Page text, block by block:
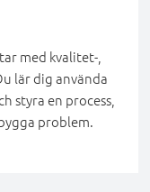
med kvalitet-,
lär dig använda
styra en process,
problem.